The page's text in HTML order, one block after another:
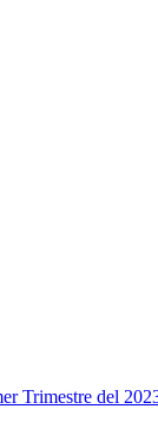
Trimestre del